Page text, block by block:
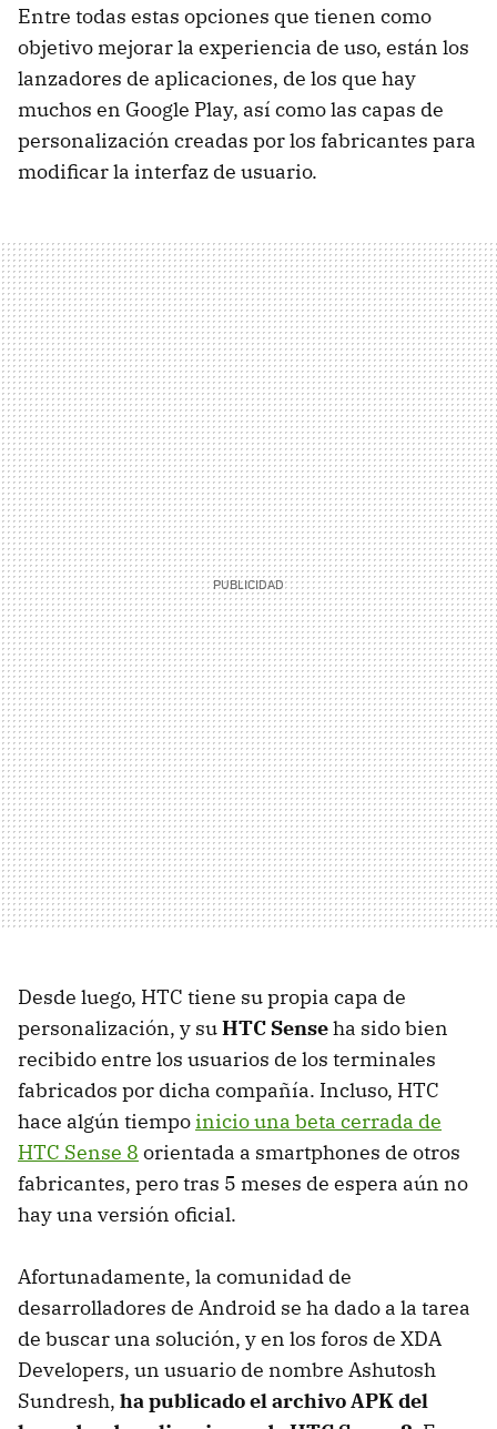
Entre todas estas opciones que tienen como
objetivo mejorar la experiencia de uso, están los
lanzadores de aplicaciones, de los que hay
muchos en Google Play, así como las capas de
personalización creadas por los fabricantes para
modificar la interfaz de usuario.
Desde luego, HTC tiene su propia capa de
personalización, y suHTC Senseha sido bien
recibido entre los usuarios de los terminales
fabricados por dicha compañía. Incluso, HTC
hace algún tiempoinicio una beta cerrada de
HTC Sense 8 orientada a smartphones de otros
fabricantes, pero tras 5 meses de espera aún no
hay una versión oficial.
Afortunadamente, la comunidad de
desarrolladores de Android se ha dado a la tarea
de buscar una solución, y en los foros de XDA
Developers, un usuario de nombre Ashutosh
Sundresh, ha publicado el archivo APK del